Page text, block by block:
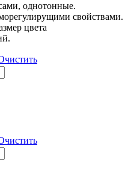
однотонные.
свойствами.
цвета